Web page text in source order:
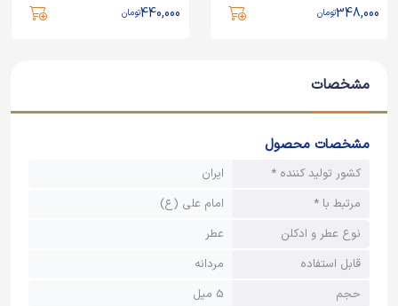
348,000تومان 440,000تومان
مشخصات
مشخصات محصول
کشور تولید کننده *
ایران
مرتبط با *
امام علی (ع)
نوع عطر و ادکلن
عطر
قابل استفاده
مردانه
حجم
5 میل